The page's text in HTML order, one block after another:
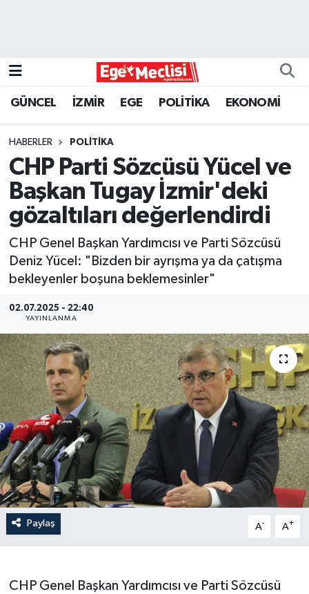
GÜNCEL İZMİR EGE POLİTİKA EKONOMİ
HABERLER POLİTİKA
CHP Parti Sözcüsü Yücel ve
Başkan Tugay İzmir'deki
gözaltıları değerlendirdi
CHP Genel Başkan Yardımcısı ve Parti Sözcüsü
Deniz Yücel: "Bizden bir ayrışma ya da çatışma
bekleyenler boşuna beklemesinler"
02.07.2025 - 22:40
YAYINLANMA
Paylaş A- A+
CHP Genel Başkan Yardımcısı ve Parti Sözcüsü
GÜNCEL
İZMİR
ÖZEL HABER
Programlar
YAŞAM